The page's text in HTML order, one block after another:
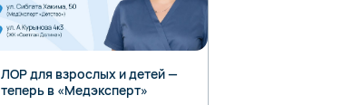
ЛОР для взрослых и детей —
теперь в «Медэксперт»